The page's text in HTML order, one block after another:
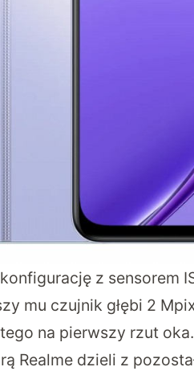
z sensorem
mu czujnik głębi 2
na pierwszy rzut
Realme dzieli z